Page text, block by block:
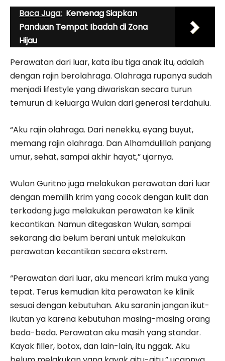
Baca Juga: Kemenag Siapkan
Panduan Tempat Ibadah di Zona
Hijau
Perawatan dari luar, kata ibu tiga anak itu, adalah
dengan rajin berolahraga. Olahraga rupanya sudah
menjadi lifestyle yang diwariskan secara turun
temurun di keluarga Wulan dari generasi terdahulu.
“Aku rajin olahraga. Dari nenekku, eyang buyut,
memang rajin olahraga. Dan Alhamdulillah panjang
umur, sehat, sampai akhir hayat,” ujarnya.
Wulan Guritno juga melakukan perawatan dari luar
dengan memilih krim yang cocok dengan kulit dan
terkadang juga melakukan perawatan ke klinik
kecantikan. Namun ditegaskan Wulan, sampai
sekarang dia belum berani untuk melakukan
perawatan kecantikan secara ekstrem.
“Perawatan dari luar, aku mencari krim muka yang
tepat. Terus kemudian kita perawatan ke klinik
sesuai dengan kebutuhan. Aku saranin jangan ikut-
ikutan ya karena kebutuhan masing-masing orang
beda-beda. Perawatan aku masih yang standar.
Kayak filler, botox, dan lain-lain, itu nggak. Aku